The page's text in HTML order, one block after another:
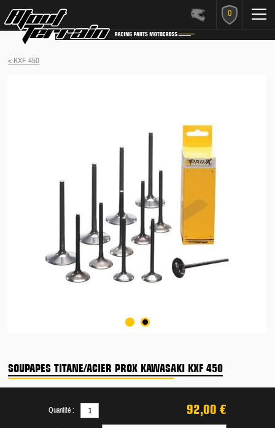
0
< KXF 450
SOUPAPES TITANE/ACIER PROX KAWASAKI KXF 450
92,00 €
Quantité :